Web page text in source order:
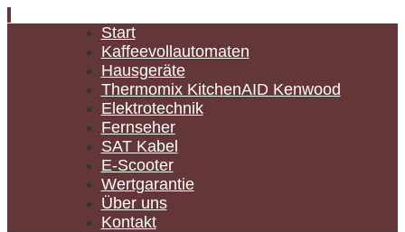
Start
Kaffeevollautomaten
Hausgeräte
Thermomix KitchenAID Kenwood
Elektrotechnik
Fernseher
SAT Kabel
E-Scooter
Wertgarantie
Über uns
Kontakt